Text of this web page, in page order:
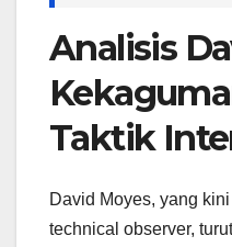
Analisis
Taktik
David Moyes, yang
technical observer,